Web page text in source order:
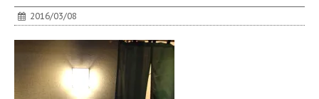
2016/03/08